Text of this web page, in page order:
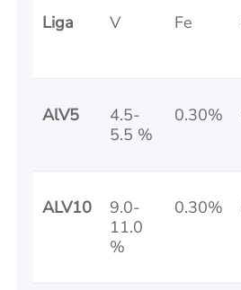
Liga V Fe
AlV5
4.5-
5.5 %
0.30%
ALV10
9.0-
11.0
%
0.30%